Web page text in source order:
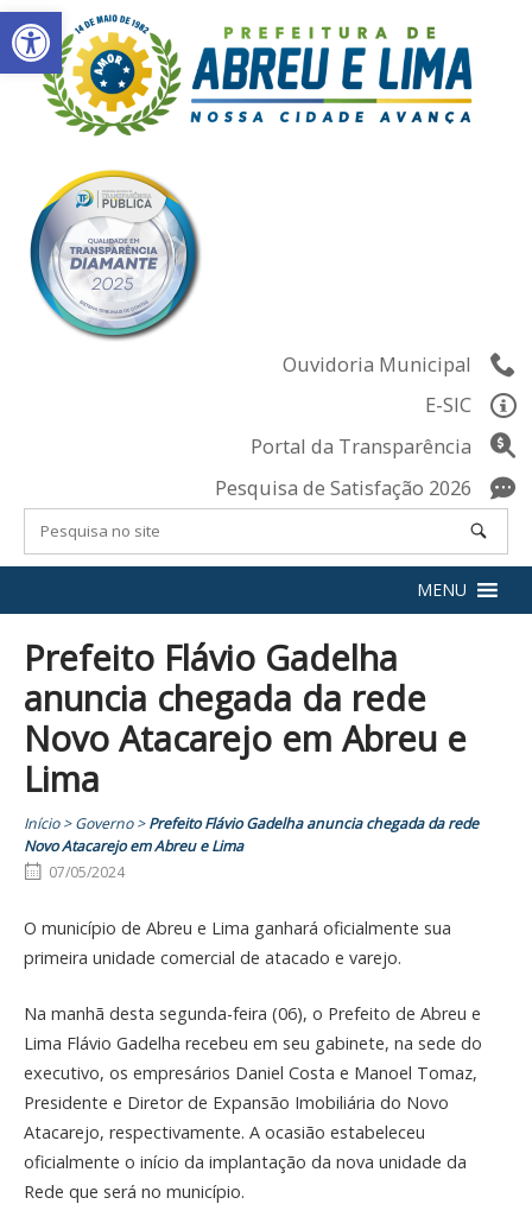
Abrir a barra de ferramentas
Skip
to
content
Ouvidoria Municipal
E-SIC
Portal da Transparência
Pesquisa de Satisfação 2026
MENU
Prefeito Flávio Gadelha
anuncia chegada da rede
Novo Atacarejo em Abreu e
Lima
Início>Governo>Prefeito Flávio Gadelha anuncia chegada da rede
Novo Atacarejo em Abreu e Lima
07/05/2024
O município de Abreu e Lima ganhará oficialmente sua
primeira unidade comercial de atacado e varejo.
Na manhã desta segunda-feira (06), o Prefeito de Abreu e
Lima Flávio Gadelha recebeu em seu gabinete, na sede do
executivo, os empresários Daniel Costa e Manoel Tomaz,
Presidente e Diretor de Expansão Imobiliária do Novo
Atacarejo, respectivamente. A ocasião estabeleceu
oficialmente o início da implantação da nova unidade da
Rede que será no município.